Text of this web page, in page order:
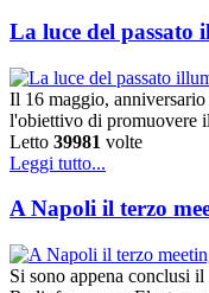
La luce del
Il 16 maggio,
l'obiettivo di promuovere
Letto 39981 volte
Leggi tutto...
A Napoli il terzo
Si sono appena conclusi